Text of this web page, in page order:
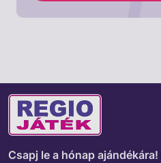
Csapj le a hónap ajándékára!